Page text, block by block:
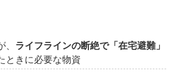
ライフラインの断絶で「在宅避難」
ときに必要な物資